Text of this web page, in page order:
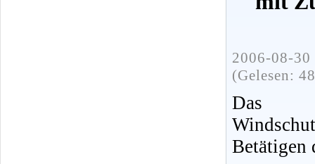
2006-08-
(Gelesen:
Das
Betätigen